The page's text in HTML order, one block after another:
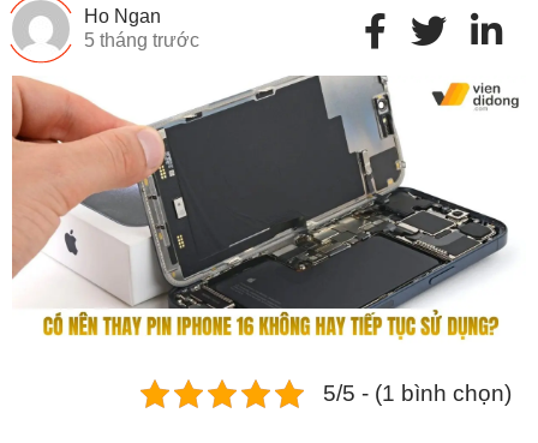
Sửa Laptop
Sửa chữa thiết bị khác
Điện thoại
Hệ thống:
17 cửa hàng
Tổng đài: 1800.6729 (miễn phí)
Ho Ngan
5 tháng trước
5/5 - (1 bình chọn)